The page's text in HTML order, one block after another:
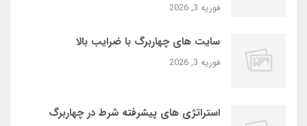
فوریه 3, 2026
سایت‌ های چهاربرگ با ضرایب بالا
فوریه 3, 2026
استراتژی‌ های پیشرفته شرط در چهاربرگ